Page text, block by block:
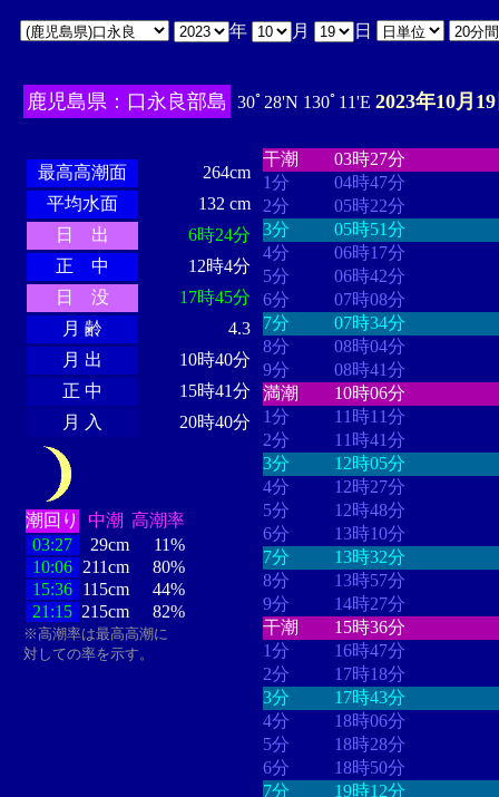
年 月 日
鹿児島県：口永良部島 30ﾟ28'N 130ﾟ11'E 2023年10月
最高高潮面
264cm
平均水面
132 cm
日 出
6時24分
正 中
12時4分
日 没
17時45分
月 齢
4.3
月 出
10時40分
正 中
15時41分
月 入
20時40分
潮回り 中潮 高潮率
03:27
29cm
11%
10:06 211cm
80%
15:36 115cm
44%
21:15 215cm 82%
※高潮率は最高高潮に
対しての率を示す。
干潮
03時27分
1分
04時47分
2分
05時22分
3分
05時51分
4分
06時17分
5分
06時42分
6分
07時08分
7分
07時34分
8分
08時04分
9分
08時41分
満潮
10時06分
1分
11時11分
2分
11時41分
3分
12時05分
4分
12時27分
5分
12時48分
6分
13時10分
7分
13時32分
8分
13時57分
9分
14時27分
干潮
15時36分
1分
16時47分
2分
17時18分
3分
17時43分
4分
18時06分
5分
18時28分
6分
18時50分
7分
19時12分